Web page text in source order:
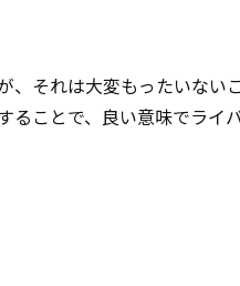
、それは大変もったいない
ことで、良い意味でライ